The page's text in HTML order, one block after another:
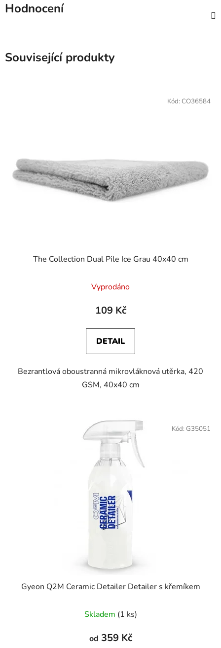
Hodnocení
Související produkty
The Collection Dual Pile Ice Grau 40x40 cm
Vyprodáno
109 Kč
DETAIL
Bezrantlová oboustranná mikrovláknová utěrka, 420
GSM, 40x40 cm
Kód: CO36584
Gyeon Q2M Ceramic Detailer Detailer s křemíkem
Skladem (1 ks)
od 359 Kč
Kód: G35051